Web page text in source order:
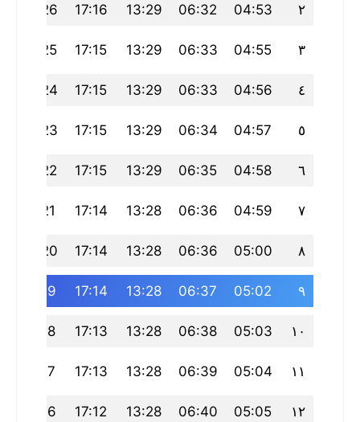
٢ 04:53
06:32
13:29
17:16
20:26
٣ 04:55
06:33
13:29
17:15
20:25
٤ 04:56
06:33
13:29
17:15
20:24
٥ 04:57
06:34
13:29
17:15
20:23
٦ 04:58
06:35
13:29
17:15
20:22
٧ 04:59
06:36
13:28
17:14
20:21
٨ 05:00
06:36
13:28
17:14
20:20
٩ 05:02
06:37
13:28
17:14
20:19
١٠ 05:03
06:38
13:28
17:13
20:18
١١ 05:04
06:39
13:28
17:13
20:17
١٢ 05:05
06:40
13:28
17:12
20:16